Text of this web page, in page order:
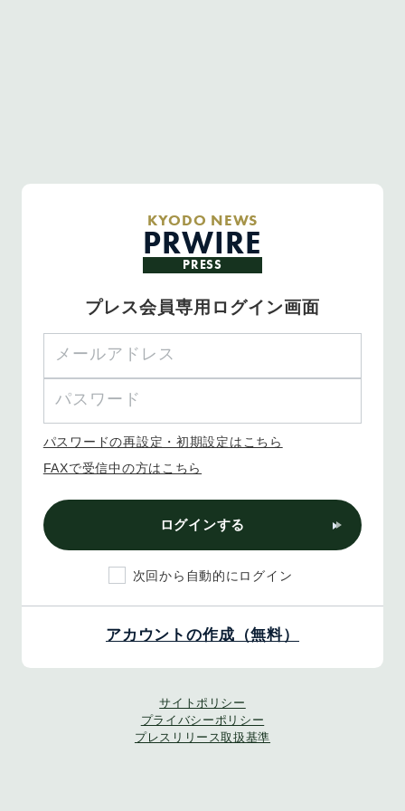
KYODO NEWS
PRWIRE
PRESS
プレス会員専用ログイン画面
パスワードの再設定・初期設定はこちら
FAXで受信中の方はこちら
ログインする
次回から自動的にログイン
アカウントの作成（無料）
サイトポリシー
プライバシーポリシー
プレスリリース取扱基準